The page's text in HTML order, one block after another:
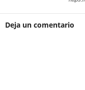
Deja un comentario